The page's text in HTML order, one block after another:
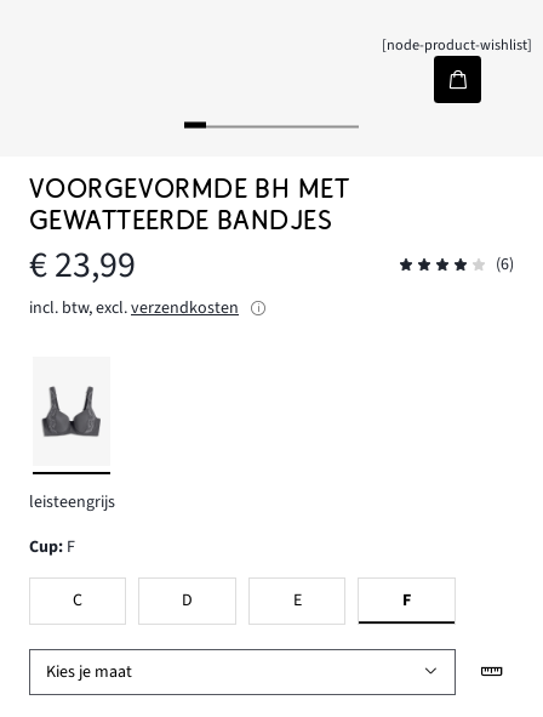
[node-product-wishlist]
VOORGEVORMDE BH MET
GEWATTEERDE BANDJES
€ 23,99
(6)
incl. btw, excl.verzendkosten
leisteengrijs
Cup: F
C D E F
Kies je maat